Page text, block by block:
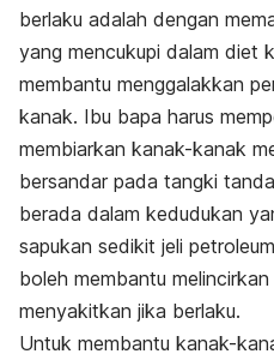
berlaku adalah dengan
yang mencukupi dalam diet
membantu menggalakkan
kanak. Ibu bapa harus
membiarkan kanak-kanak
bersandar pada tangki
berada dalam kedudukan
sapukan sedikit jeli
boleh membantu
menyakitkan jika berlaku.
Untuk membantu kanak-